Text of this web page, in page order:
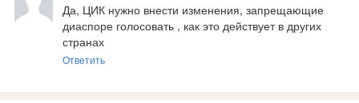
Да, ЦИК нужно внести изменения, запрещающие
диаспоре голосовать , как это действует в других
странах
Ответить